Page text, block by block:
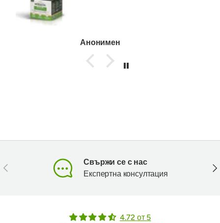
Анонимен
Предишен
Свържи се с нас
Експертна консултация
4.72 от 5